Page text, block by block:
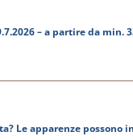
– a partire da min.
Le apparenze possono